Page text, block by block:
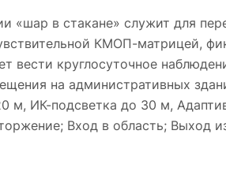
«шар в стакане» служит для
КМОП-матрицей,
вести круглосуточное
на административных
м, ИК-подсветка до 30 м,
Вход в область; Выход